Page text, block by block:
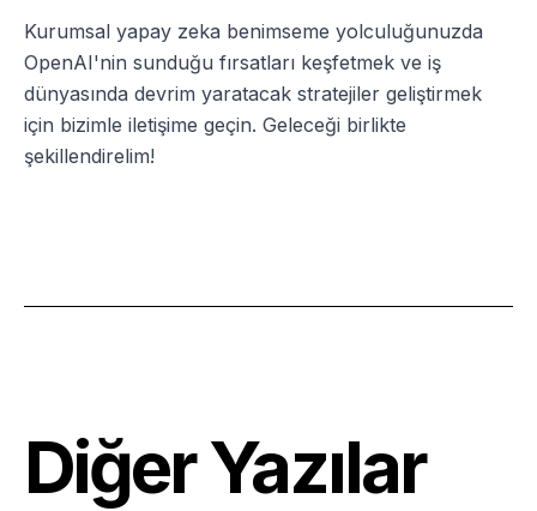
Kurumsal yapay zeka benimseme yolculuğunuzda
OpenAI'nin sunduğu fırsatları keşfetmek ve iş
dünyasında devrim yaratacak stratejiler geliştirmek
için bizimle iletişime geçin. Geleceği birlikte
şekillendirelim!
Diğer Yazılar